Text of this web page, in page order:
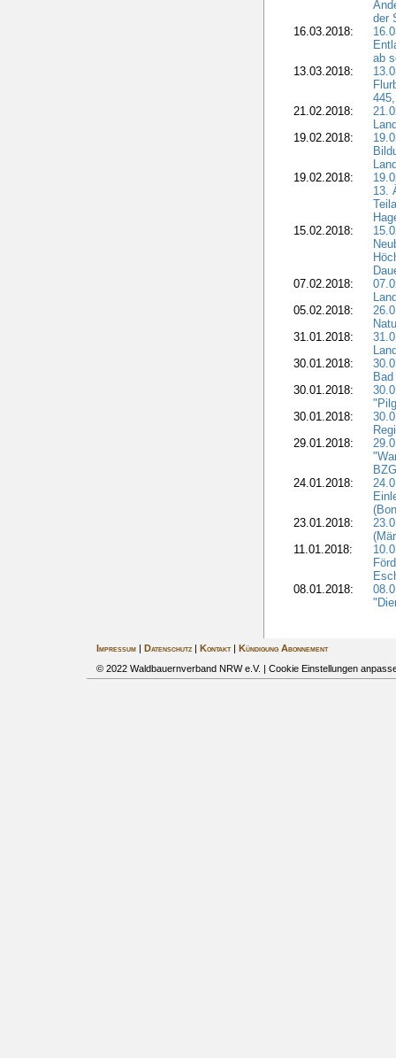
der
16.03.2018:
ab
13.03.2018:
21.02.2018:
19.02.2018:
19.02.2018:
13.
15.02.2018:
07.02.2018:
05.02.2018:
31.01.2018:
30.01.2018:
30.01.2018:
30.01.2018:
29.01.2018:
24.01.2018:
23.01.2018:
11.01.2018:
08.01.2018:
Impressum| Datenschutz| Kontakt|
Kündigung Abonnement
© 2022 Waldbauernverband NRW e.V. | Cookie Einstellungen